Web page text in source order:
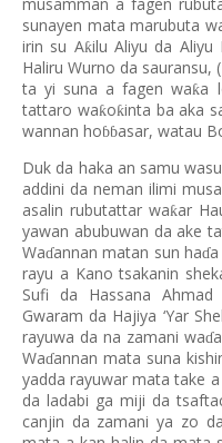
sunayen mata marubuta
irin su Aƙilu Aliyu da Aliyu
Haliru Wurno da sauransu,
ta yi suna a fagen waƙa
tattaro waƙoƙinta ba aka
wannan hoɓɓasar, watau
Duk da haka an samu
addini da neman ilimi
asalin rubutattar waƙar
yawan abubuwan da ake
Waɗannan matan sun haɗ
rayu a Kano tsakanin
Sufi da Hassana
Gwaram da Hajiya ‘Yar
rayuwa da na zamani waɗ
Waɗannan mata suna
yadda rayuwar mata take a
da ladabi ga miji da
canjin da zamani ya zo